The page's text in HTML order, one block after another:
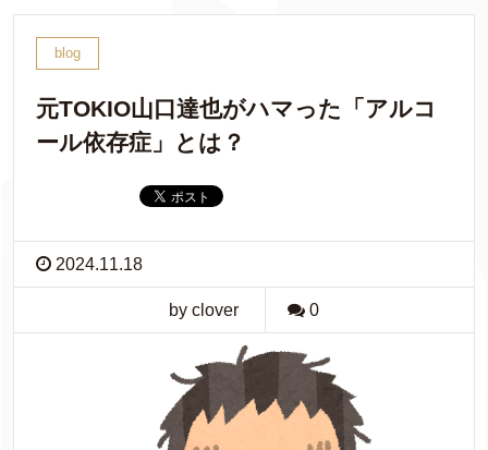
blog
元TOKIO山口達也がハマった「アルコ
ール依存症」とは？
2024.11.18
by clover 0